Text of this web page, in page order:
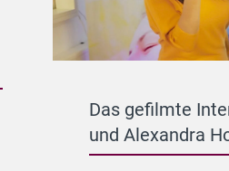
Das gefilmte
und Alexandra